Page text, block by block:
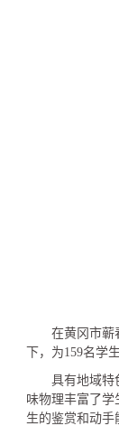
在黄冈市蕲
下，为159名学
具有地域特
味物理丰富了
生的鉴赏和动手